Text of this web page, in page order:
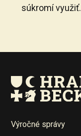
súkromí využiť.
Výročné správy